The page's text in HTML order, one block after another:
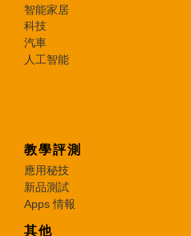
智能家居
科技
汽車
人工智能
教學評測
應用秘技
新品測試
Apps 情報
其他